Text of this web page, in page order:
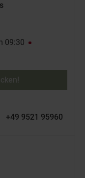
09:30
+49 9521 95960